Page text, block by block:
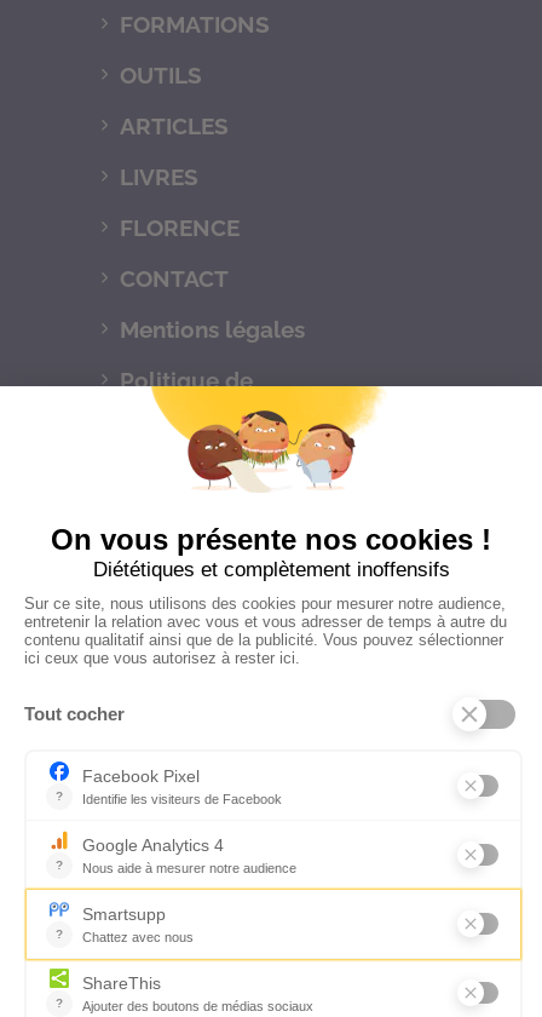
FORMATIONS
OUTILS
ARTICLES
LIVRES
FLORENCE
CONTACT
Mentions légales
Politique de
confidentialités
Suivez-nous
CONTACTEZ-NOUS
Florence Servan-Schreiber © 2026